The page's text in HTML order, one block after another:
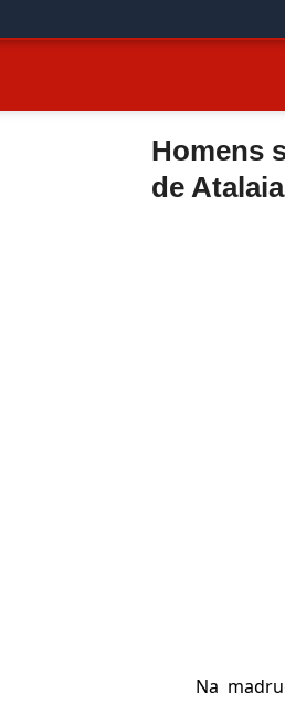
Homens
de Atalaia
Na